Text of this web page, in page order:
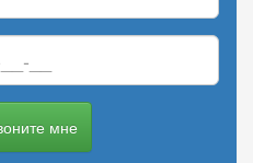
номер
телефона
мне